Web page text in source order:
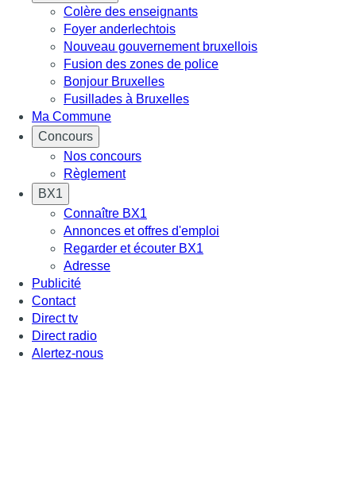
Colère des enseignants
Foyer anderlechtois
Nouveau gouvernement bruxellois
Fusion des zones de police
Bonjour Bruxelles
Fusillades à Bruxelles
Ma Commune
Concours
Nos concours
Règlement
BX1
Connaître BX1
Annonces et offres d'emploi
Regarder et écouter BX1
Adresse
Publicité
Contact
Direct tv
Direct radio
Alertez-nous